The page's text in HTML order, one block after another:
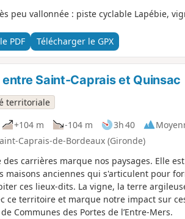
peu vallonnée : piste cyclable Lapébie,
PDF Télécharger le GPX
entre Saint-Caprais et Quinsac
territoriale
+104 m -104 m 3h 40
Caprais-de-Bordeaux (Gironde)
carrières marque nos paysages. Elle
maisons anciennes qui s'articulent pour
ces lieux-dits. La vigne, la terre
ce territoire et marque notre impact sur
Communes des Portes de l’Entre-Mers.